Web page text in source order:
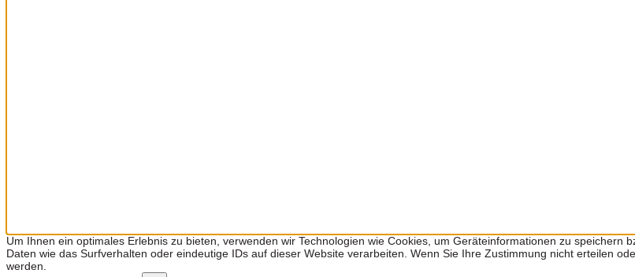
Um Ihnen ein optimales Erlebnis zu bieten, verwenden wir Technologien wie Cookies, um Geräteinformationen zu speichern
Daten wie das Surfverhalten oder eindeutige IDs auf dieser Website verarbeiten. Wenn Sie Ihre Zustimmung nicht erteilen
werden.